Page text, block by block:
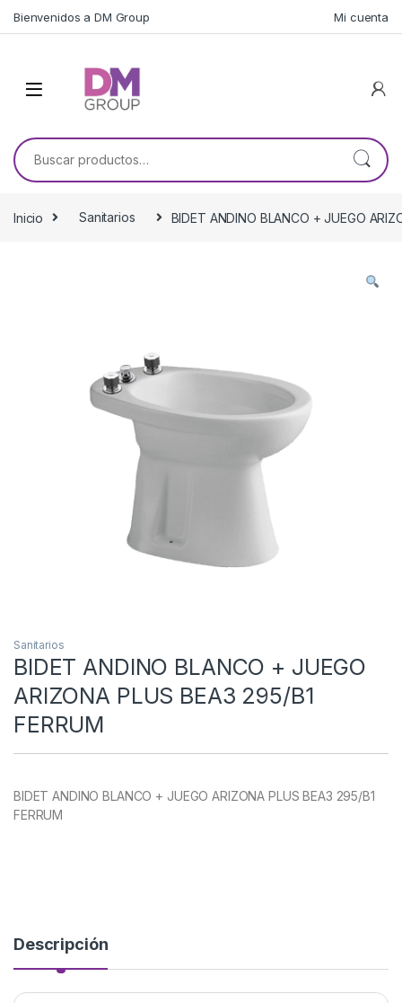
Bienvenidos a DM Group Mi cuenta
Buscar por:
Inicio Sanitarios BIDET ANDINO BLANCO + JUEGO
Sanitarios
BIDET ANDINO BLANCO + JUEGO
ARIZONA PLUS BEA3 295/B1
FERRUM
BIDET ANDINO BLANCO + JUEGO ARIZONA PLUS BEA3 295/B1
FERRUM
Descripción